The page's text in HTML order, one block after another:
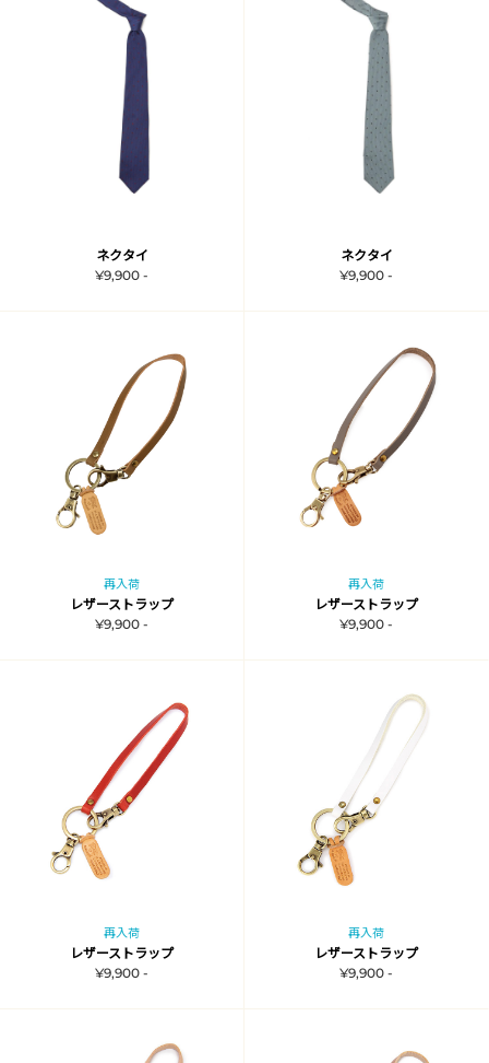
ネクタイ
¥9,900 -
ネクタイ
¥9,900 -
再入荷
レザーストラップ
¥9,900 -
再入荷
レザーストラップ
¥9,900 -
再入荷
レザーストラップ
¥9,900 -
再入荷
レザーストラップ
¥9,900 -